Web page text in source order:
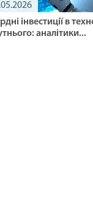
інвестиції в
аналітики...